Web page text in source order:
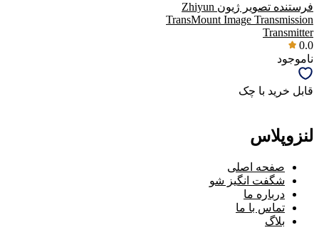
فرستنده تصویر ژیون Zhiyun
TransMount Image Transmission
Transmitter
0.0
ناموجود
قابل خرید با چک
لنزوپلاس
صفحه اصلی
شگفت انگیز شو
درباره ما
تماس با ما
بلاگ